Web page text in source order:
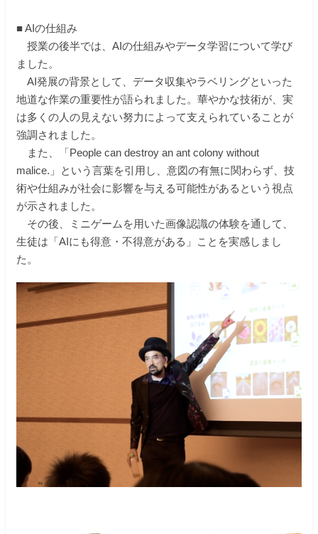
■ AIの仕組み
授業の後半では、AIの仕組みやデータ学習について学び
ました。
AI発展の背景として、データ収集やラベリングといった
地道な作業の重要性が語られました。華やかな技術が、実
は多くの人の見えない努力によって支えられていることが
強調されました。
また、「People can destroy an ant colony without
malice.」という言葉を引用し、意図の有無に関わらず、技
術や仕組みが社会に影響を与える可能性があるという視点
が示されました。
その後、ミニゲームを用いた画像認識の体験を通して、
生徒は「AIにも得意・不得意がある」ことを実感しまし
た。